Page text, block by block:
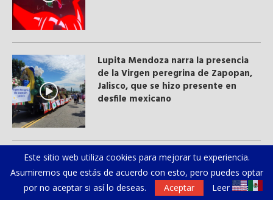
Lupita Mendoza narra la presencia
de la Virgen peregrina de Zapopan,
Jalisco, que se hizo presente en
desfile mexicano
Trabajadores latinos sobreviven a las
altas temperaturas
Este sitio web utiliza cookies para mejorar tu experiencia.
Asumiremos que estás de acuerdo con esto, pero puedes optar
por no aceptar si así lo deseas.
Aceptar Leer más